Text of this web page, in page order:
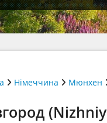
Німеччина Мюнхен